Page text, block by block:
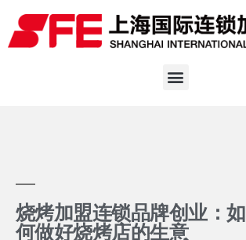
烧烤加盟连锁品牌创业：如
何做好烧烤店的生意